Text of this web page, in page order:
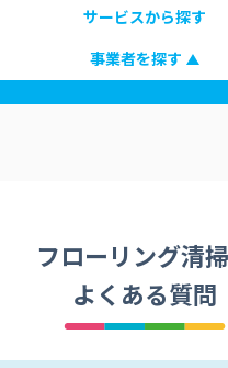
サービスから探す
事業者を探す
フローリング清
よくある質問